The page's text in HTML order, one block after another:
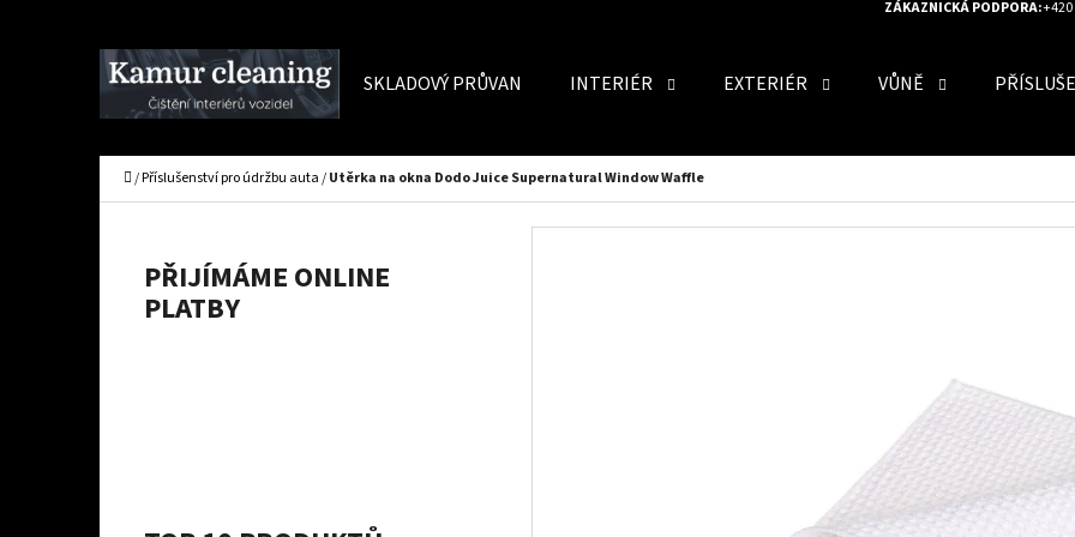
ZÁKAZNICKÁ PODPORA:+420
SKLADOVÝ PRŮVAN INTERIÉR EXTERIÉR VŮNĚ
Domů
/Příslušenství pro údržbu auta/Utěrka na okna Dodo Juice Supernatural Window Waffle
PŘIJÍMÁME ONLINE
PLATBY
Zpět
do
obchodu
Zpět
do
obchodu
CO POTŘEBUJETE NAJÍT?